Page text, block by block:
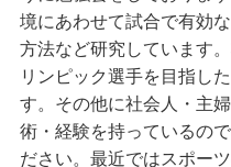
境にあわせて試合で有効
方法など研究しています
リンピック選手を目指し
す。その他に社会人・主
術・経験を持っているの
ださい。最近ではスポー